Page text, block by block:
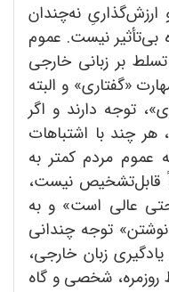
ارزش‌گذاریِ نه‌چندان
بی‌تأثیر نیست. عموم
بر زبانی خارجی
«گفتاری» و البته
توجه دارند و اگر
چند با اشتباهات
عموم مردم کمتر به
قابل‌تشخیص نیست،
عالی است» و به
توجه چندانی
زبان خارجی،
روزمره، شخصی و گاه